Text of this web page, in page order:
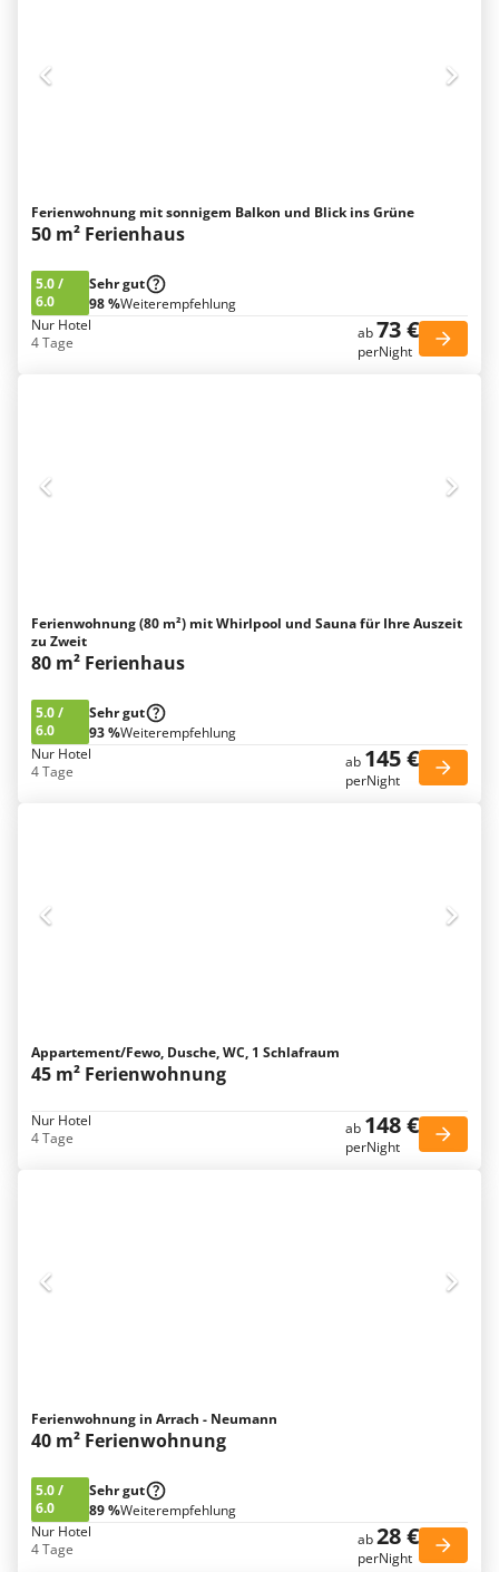
Ferienwohnung mit sonnigem Balkon und Blick ins Grüne
50 m² Ferienhaus
5.0/
6.0
Sehr gut
98 %Weiterempfehlung
Nur Hotel
4 Tage
ab73 €
perNight
Ferienwohnung (80 m²) mit Whirlpool und Sauna für Ihre Auszeit
zu Zweit
80 m² Ferienhaus
5.0/
6.0
Sehr gut
93 %Weiterempfehlung
Nur Hotel
4 Tage
ab 145 €
perNight
Appartement/Fewo, Dusche, WC, 1 Schlafraum
45 m² Ferienwohnung
Nur Hotel
4 Tage
ab 148 €
perNight
Ferienwohnung in Arrach - Neumann
40 m² Ferienwohnung
5.0/
6.0
Sehr gut
89 %Weiterempfehlung
Nur Hotel
4 Tage
ab28 €
perNight